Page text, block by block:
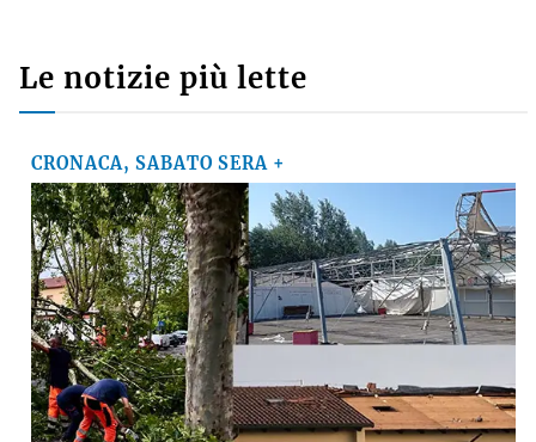
Le notizie più lette
CRONACA, SABATO SERA +